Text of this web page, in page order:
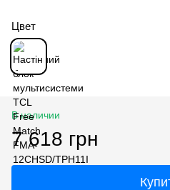
Цвет
В наличии
7 618 грн